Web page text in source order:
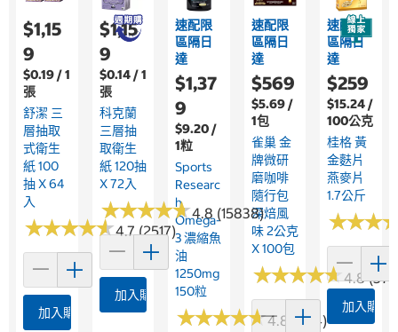
$1,15
9
$0.19 / 1
張
舒潔 三
層抽取
式衛生
紙 100
抽 X 64
入
★★★★★
★★★★★4.7 (2517)
加入購物車
$1,15
9
$0.14 / 1
張
科克蘭
三層抽
取衛生
紙 120抽
X 72入
★★★★★
★★★★★4.8 (15838)
加入購物車
速配限
區隔日
達
$1,37
9
$9.20 /
1粒
Sports
Researc
H
Omega-
3 濃縮魚
油
1250mg
150粒
★★★★★
★★★★★4.8 (364)
速配限
區隔日
達
$569
$5.69 /
1包
雀巢 金
牌微研
磨咖啡
隨行包
深焙風
味 2公克
X 100包
★★★★★
★★★★★4.8
速配限
區隔日
達
$259
$15.24 /
100公克
桂格 黃
金麩片
燕麥片
1.7公斤
★★★
★★★
加入購物